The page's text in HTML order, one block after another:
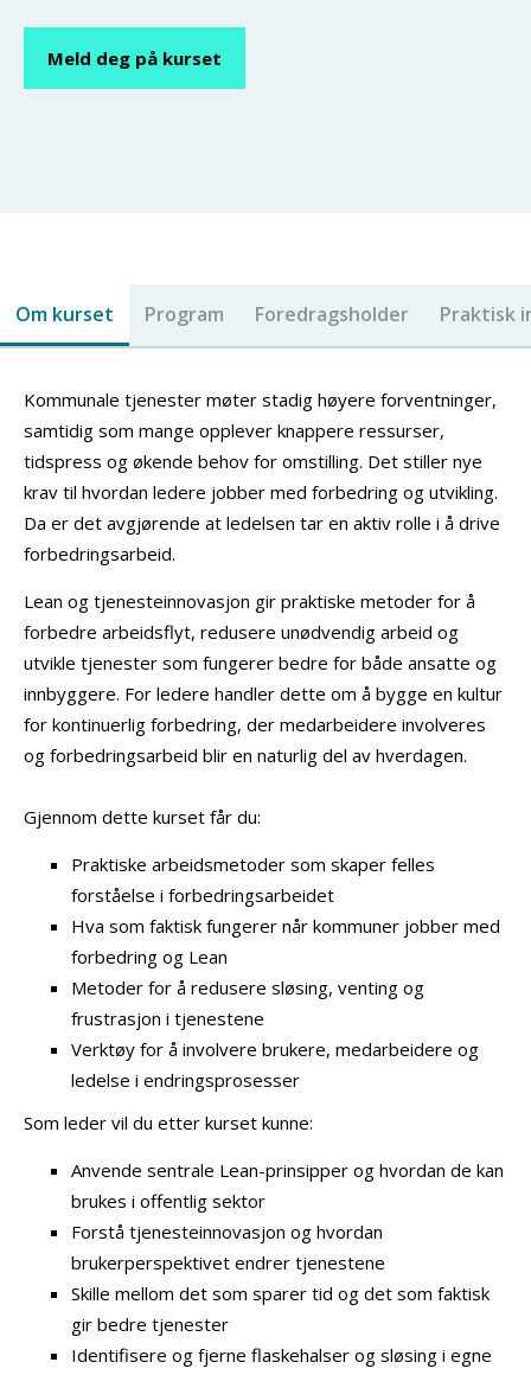
Meld deg på kurset
Om kurset Program Foredragsholder Praktisk
Kommunale tjenester møter stadig høyere forventninger,
samtidig som mange opplever knappere ressurser,
tidspress og økende behov for omstilling. Det stiller nye
krav til hvordan ledere jobber med forbedring og utvikling.
Da er det avgjørende at ledelsen tar en aktiv rolle i å drive
forbedringsarbeid.
Lean og tjenesteinnovasjon gir praktiske metoder for å
forbedre arbeidsflyt, redusere unødvendig arbeid og
utvikle tjenester som fungerer bedre for både ansatte og
innbyggere. For ledere handler dette om å bygge en kultur
for kontinuerlig forbedring, der medarbeidere involveres
og forbedringsarbeid blir en naturlig del av hverdagen.
Gjennom dette kurset får du:
Praktiske arbeidsmetoder som skaper felles
forståelse i forbedringsarbeidet
Hva som faktisk fungerer når kommuner jobber med
forbedring og Lean
Metoder for å redusere sløsing, venting og
frustrasjon i tjenestene
Verktøy for å involvere brukere, medarbeidere og
ledelse i endringsprosesser
Som leder vil du etter kurset kunne:
Anvende sentrale Lean-prinsipper og hvordan de kan
brukes i offentlig sektor
Forstå tjenesteinnovasjon og hvordan
brukerperspektivet endrer tjenestene
Skille mellom det som sparer tid og det som faktisk
gir bedre tjenester
Identifisere og fjerne flaskehalser og sløsing i egne